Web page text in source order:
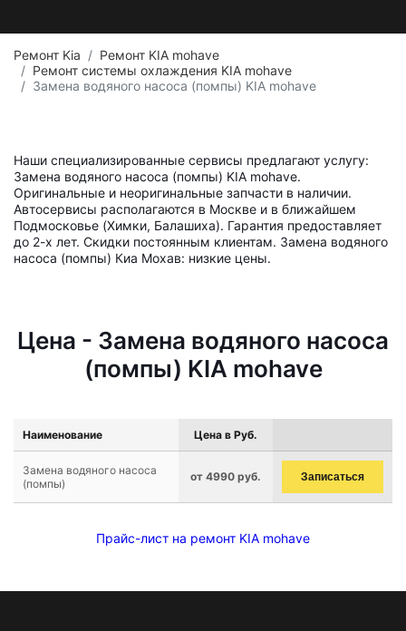
Ремонт Kia
Ремонт KIA mohave
Ремонт системы охлаждения KIA mohave
Замена водяного насоса (помпы) KIA mohave
Наши специализированные сервисы предлагают услугу:
Замена водяного насоса (помпы) KIA mohave.
Оригинальные и неоригинальные запчасти в наличии.
Автосервисы располагаются в Москве и в ближайшем
Подмосковье (Химки, Балашиха). Гарантия предоставляет
до 2-х лет. Скидки постоянным клиентам. Замена водяного
насоса (помпы) Киа Мохав: низкие цены.
Цена - Замена водяного насоса
(помпы) KIA mohave
Наименование Цена в Руб.
Замена водяного насоса
(помпы)
от 4990 руб. Записаться
Прайс-лист на ремонт KIA mohave